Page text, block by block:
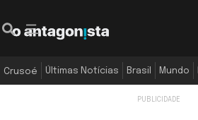
Crusoé Últimas Notícias Brasil Mundo